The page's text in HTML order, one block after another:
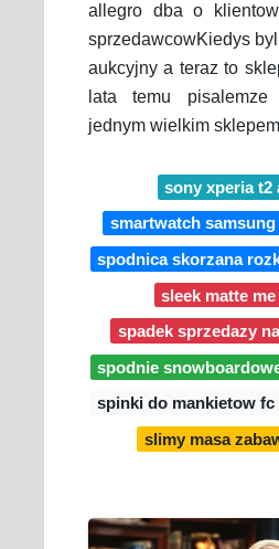
allegro dba o
sprzedawcowKiedys
aukcyjny a teraz to
lata temu
jednym wielkim
sony xperia t2
smartwatch
spodnica skorzana
sleek matte
spadek sprzedazy
spodnie
spinki do mankietow
slimy masa